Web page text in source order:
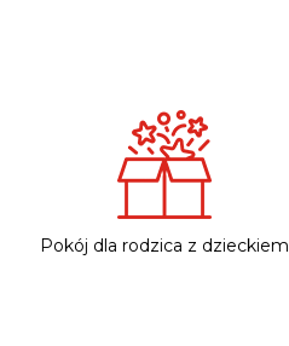
Pokój dla rodzica z dzieckiem